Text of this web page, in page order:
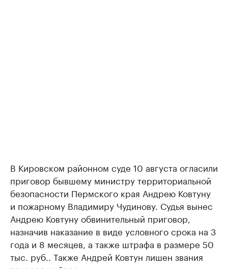
В Кировском районном суде 10 августа огласили
приговор бывшему министру территориальной
безопасности Пермского края Андрею Ковтуну
и пожарному Владимиру Чудинову. Судья вынес
Андрею Ковтуну обвинительный приговор,
назначив наказание в виде условного срока на 3
года и 8 месяцев, а также штрафа в размере 50
тыс. руб.. Также Андрей Ковтун лишен звания